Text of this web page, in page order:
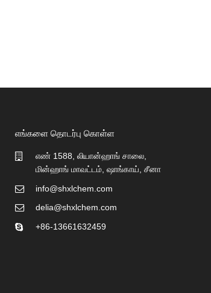
எங்களை தொடர்பு கொள்ள
எண் 1588, லியான்ஹாங் சாலை,
மின்ஹாங் மாவட்டம், ஷாங்காய், சீனா
info@shxlchem.com
delia@shxlchem.com
+86-13661632459